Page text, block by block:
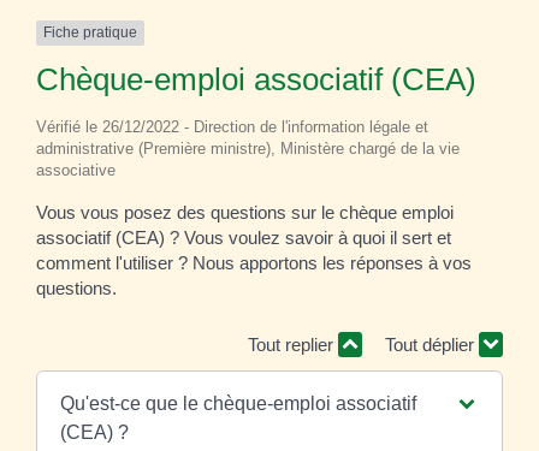
Fiche pratique
Chèque-emploi associatif (CEA)
Vérifié le 26/12/2022 - Direction de l'information légale et
administrative (Première ministre), Ministère chargé de la vie
associative
Vous vous posez des questions sur le chèque emploi
associatif (CEA) ? Vous voulez savoir à quoi il sert et
comment l'utiliser ? Nous apportons les réponses à vos
questions.
Tout replier Tout déplier
Qu'est-ce que le chèque-emploi associatif
(CEA) ?